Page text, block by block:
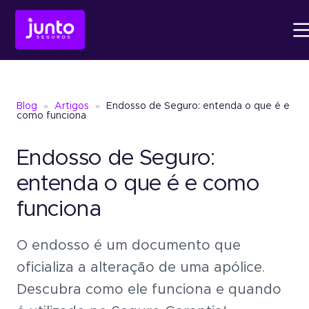
Conheça oFiança
Conheça o
Um jeito simples de
garantia sem bloquear
Produtos
Conheça oFiança Locatícia
Conheça oSeguro Garantia
Seguro GarantiaJudicial
Um jeito simples de oferecer garantia sem
Atendimento
Sobre a Junto
Blog
Blog » Artigos »
Endosso de Seguro: entenda o que é e
como funciona
Endosso de Seguro:
entenda o que é e como
funciona
O endosso é um documento que
oficializa a alteração de uma apólice.
Descubra como ele funciona e quando